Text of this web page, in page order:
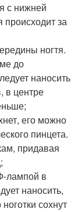
с нижней
происходит за
ногтя.
до
наносить
в центре
его можно
пинцета.
придавая
лампой в
наносить,
сохнут